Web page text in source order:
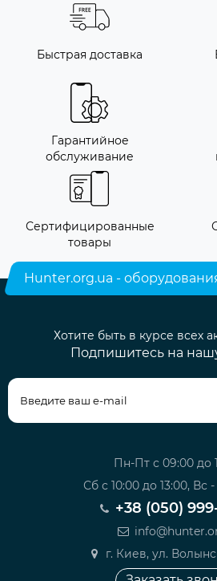
Быстрая доставка
Гарантийное
обслуживание
Сертифицированные
товары
Hunter.org.ua -
Хотите быть в курсе всех
Подпишитесь на
Пн-Пт с 09:00 до
Сб с 10:00 до 13:00, Вс
+38 (050)
г. Киев, ул.